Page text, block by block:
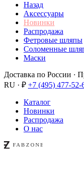
Назад
Аксессуары
Новинки
Распродажа
Фетровые шляпы
Соломенные
Маски
Доставка по России ·
RU · ₽ +7 (495) 477-52-
Каталог
Новинки
Распродажа
О нас